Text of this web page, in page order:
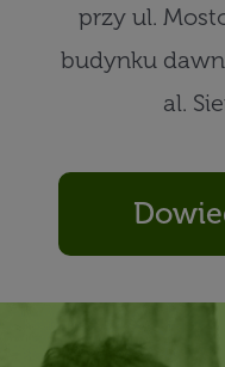
przy ul.
budynku
al.